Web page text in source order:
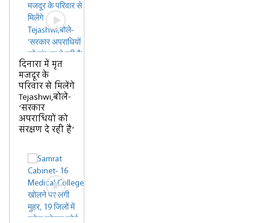
दिनारा में मृत
मजदूर के
परिवार से मिलेंगे
Tejashwi,बोले-
‘सरकार
अपराधियों को
संरक्षण दे रही है’